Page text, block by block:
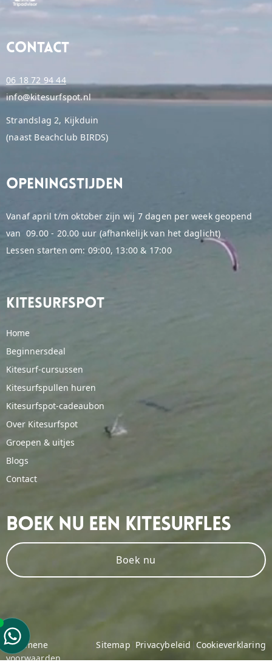
Contact
06 18 72 94 44
info@kitesurfspot.nl
Strandslag 2, Kijkduin
(naast Beachclub BIRDS)
Openingstijden
Vanaf april t/m oktober zijn wij 7 dagen per week geopend
van 09.00 - 20.00 uur (afhankelijk van het daglicht)
Lessen starten om: 09:00, 13:00 & 17:00
Kitesurfspot
Home
Beginnersdeal
Kitesurf-cursussen
Kitesurfspullen huren
Kitesurfspot-cadeaubon
Over Kitesurfspot
Groepen & uitjes
Blogs
Contact
Boek Nu Een Kitesurfles
Boek nu
Algemene
voorwaarden
|Sitemap Privacybeleid | Cookieverklaring